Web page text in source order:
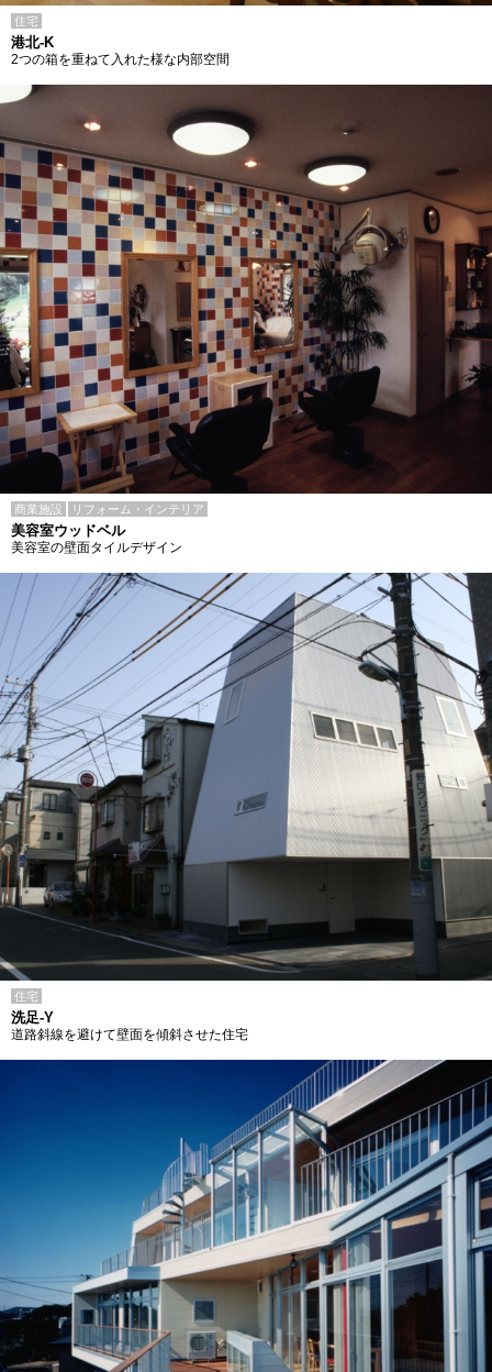
住宅
港北-K
2つの箱を重ねて入れた様な内部空間
商業施設 リフォーム・インテリア
美容室ウッドベル
美容室の壁面タイルデザイン
住宅
洗足-Y
道路斜線を避けて壁面を傾斜させた住宅